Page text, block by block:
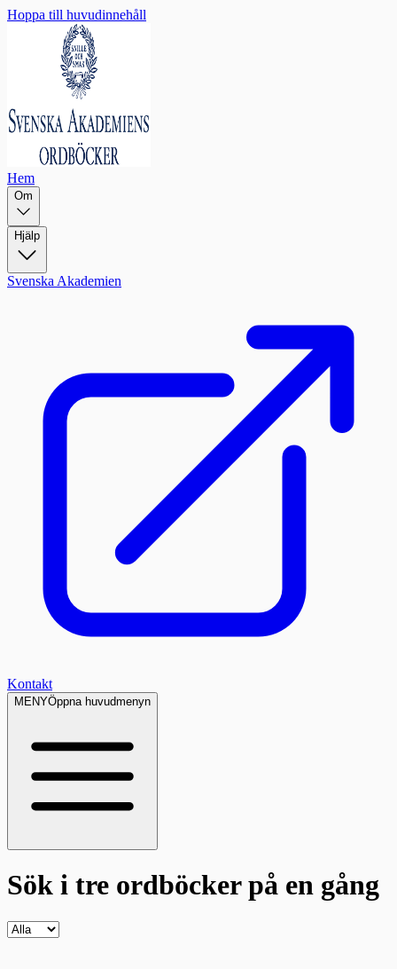
Hoppa till huvudinnehåll
Hem
Om
Hjälp
Svenska Akademien
Kontakt
MENYÖppna huvudmenyn
Sök i tre ordböckerpå en gång